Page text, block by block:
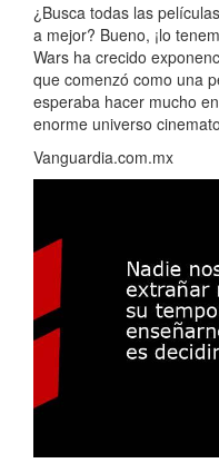
¿Busca todas las
a mejor? Bueno, ¡lo
Wars ha crecido
que comenzó como una
esperaba hacer mucho
enorme universo
Vanguardia.com.mx